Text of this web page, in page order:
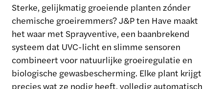
Sterke, gelijkmatig groeiende planten zónder
chemische groeiremmers? J&P ten Have maakt
het waar met Sprayventive, een baanbrekend
systeem dat UVC-licht en slimme sensoren
combineert voor natuurlijke groeiregulatie en
biologische gewasbescherming. Elke plant krijgt
precies wat ze nodig heeft, volledig automatisch